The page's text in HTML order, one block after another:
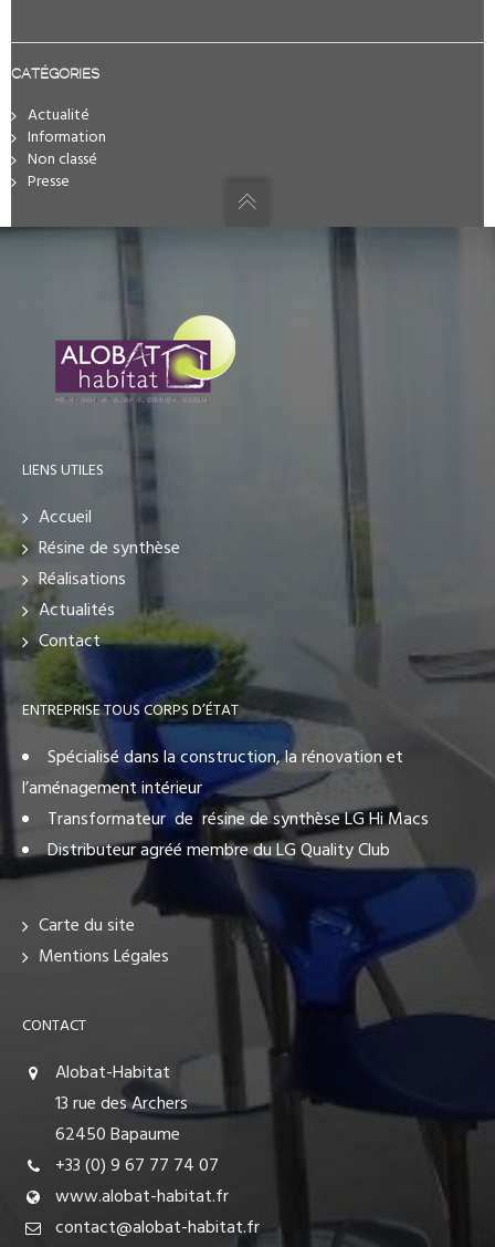
CATÉGORIES
Actualité
Information
Non classé
Presse
LIENS UTILES
Accueil
Résine de synthèse
Réalisations
Actualités
Contact
ENTREPRISE TOUS CORPS D’ÉTAT
Spécialisé dans la construction, la rénovation et
l’aménagement intérieur
Transformateur de résine de synthèse LG Hi Macs
Distributeur agréé membre du LG Quality Club
Carte du site
Mentions Légales
CONTACT
Alobat-Habitat
13 rue des Archers
62450 Bapaume
+33 (0) 9 67 77 74 07
www.alobat-habitat.fr
contact@alobat-habitat.fr